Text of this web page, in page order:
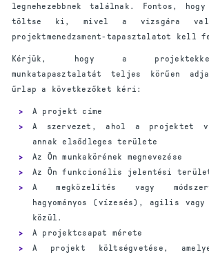
legnehezebbnek találnak. Fontos,
töltse ki, mivel a vizsgára való
projektmenedzsment-tapasztalatot kell
Kérjük, hogy a
munkatapasztalatát teljes körűen
űrlap a következőket kéri:
A projekt címe
A szervezet, ahol a projektet
annak elsődleges területe
Az Ön munkakörének megnevezése
Az Ön funkcionális jelentési
A megközelítés vagy
hagyományos (vízesés), agilis
közül.
A projektcsapat mérete
A projekt költségvetése,